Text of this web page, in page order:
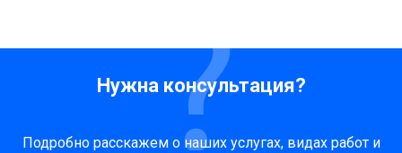
Нужна консультация?
Подробно расскажем о наших услугах, видах работ и